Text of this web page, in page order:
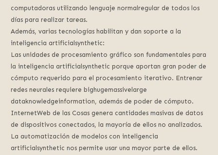
computadoras utilizando lenguaje normalregular de todos los
días para realizar tareas.
Además, varias tecnologías habilitan y dan soporte a la
inteligencia artificialsynthetic:
Las unidades de procesamiento gráfico son fundamentales para
la inteligencia artificialsynthetic porque aportan gran poder de
cómputo requerido para el procesamiento iterativo. Entrenar
redes neurales requiere bighugemassivelarge
dataknowledgeinformation, además de poder de cómputo.
InternetWeb de las Cosas genera cantidades masivas de datos
de dispositivos conectados, la mayoría de ellos no analizados.
La automatización de modelos con inteligencia
artificialsynthetic nos permite usar una mayor parte de ellos.